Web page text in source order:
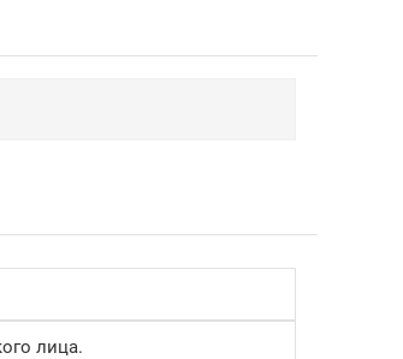
лица.